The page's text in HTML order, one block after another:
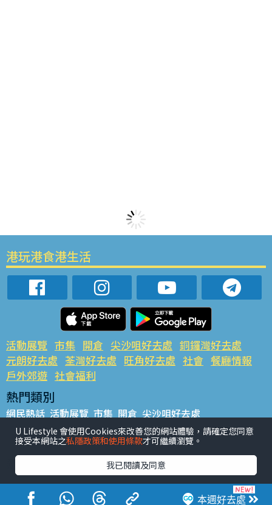
本週好去處
港玩港食港生活
活動展覽 市集 開倉 尖沙咀好去處 銅鑼灣好去處
元朗好去處 荃灣好去處 旺角好去處 社會 餐廳情報
戶外郊遊 社會福利
熱門類別
網民熱話 活動展覽 市集 開倉 尖沙咀好去處
銅鑼灣好去處 元朗好去處 荃灣好去處 旺角好去處 社會
餐廳情報 戶外郊遊
熱門標籤
#UGO搵好去處 #人氣活動推介 #美食社群熱話
#親子玩樂好去處
#ULifestyle應用程式
#限時搶
U Lifestyle 會使用Cookies來改善您的網站體驗，請確定您同意
接受本網站之私隱政策和使用條款才可繼續瀏覽。
我已閱讀及同意